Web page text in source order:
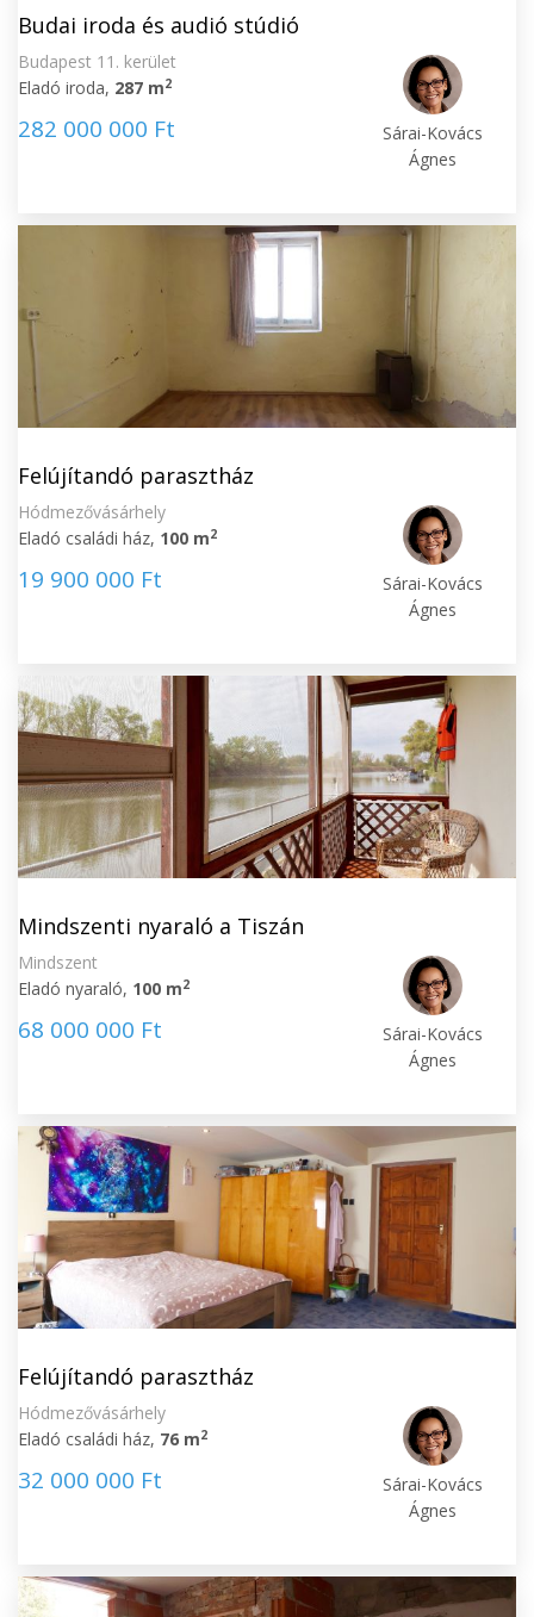
Budai iroda és audió stúdió
Budapest 11. kerület
Eladó iroda, 287 m2
282 000 000 Ft
Sárai-Kovács
Ágnes
Felújítandó parasztház
Hódmezővásárhely
Eladó családi ház, 100 m2
19 900 000 Ft
Sárai-Kovács
Ágnes
Mindszenti nyaraló a Tiszán
Mindszent
Eladó nyaraló, 100 m2
68 000 000 Ft
Sárai-Kovács
Ágnes
Felújítandó parasztház
Hódmezővásárhely
Eladó családi ház, 76 m2
32 000 000 Ft
Sárai-Kovács
Ágnes